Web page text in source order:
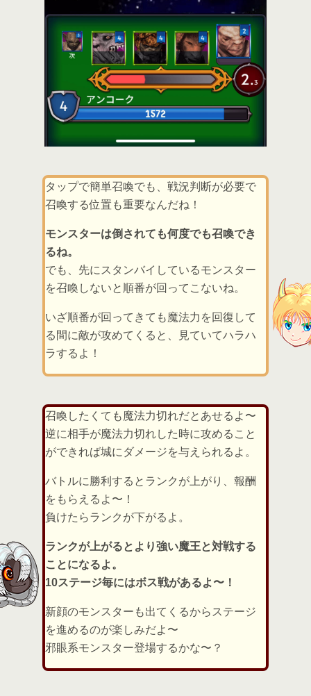
タップで簡単召喚でも、戦況判断が必要で
召喚する位置も重要なんだね！
モンスターは倒されても何度でも召喚でき
るね。
でも、先にスタンバイしているモンスター
を召喚しないと順番が回ってこないね。
いざ順番が回ってきても魔法力を回復して
る間に敵が攻めてくると、見ていてハラハ
ラするよ！
召喚したくても魔法力切れだとあせるよ〜
逆に相手が魔法力切れした時に攻めること
ができれば城にダメージを与えられるよ。
バトルに勝利するとランクが上がり、報酬
をもらえるよ〜！
負けたらランクが下がるよ。
ランクが上がるとより強い魔王と対戦する
ことになるよ。
10ステージ毎にはボス戦があるよ〜！
新顔のモンスターも出てくるからステージ
を進めるのが楽しみだよ〜
邪眼系モンスター登場するかな〜？